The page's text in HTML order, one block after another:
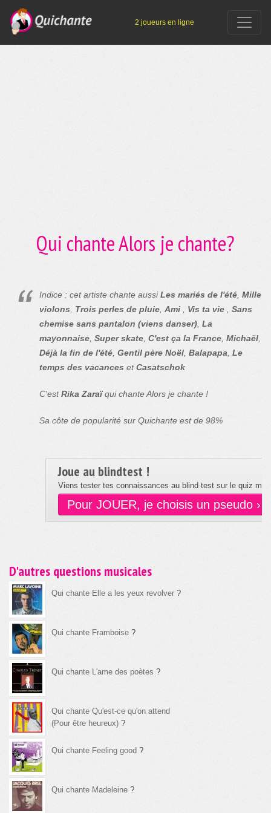
2 joueurs en ligne
Qui chante Alors je chante?
Indice : cet artiste chante aussiLes mariés de l'été Mille
violons
Trois perles de pluie Ami Vis ta vie
Sans
chemise sans pantalon (viens danser) La
mayonnaise Super skate C'est ça la France Michaël
Déjà la fin de l'été Gentil père Noël Balapapa Le
temps des vacances etCasatschok
C'estRika Zaraïqui chante Alors je chante !
Sa côte de popularité sur Quichante est de 98%
Joue au blindtest !
Viens tester tes connaissances au blind test sur le quiz
Pour JOUER, je choisis un pseudo ›
D'autres questions musicales
Qui chante Elle a les yeux revolver ?
Qui chante Framboise ?
Qui chante L'ame des poètes ?
Qui chante Qu'est-ce qu'on attend
(Pour être heureux) ?
Qui chante Feeling good ?
Qui chante Madeleine ?